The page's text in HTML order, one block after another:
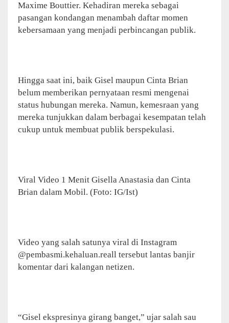
Maxime Bouttier. Kehadiran mereka sebagai
pasangan kondangan menambah daftar momen
kebersamaan yang menjadi perbincangan publik.
Hingga saat ini, baik Gisel maupun Cinta Brian
belum memberikan pernyataan resmi mengenai
status hubungan mereka. Namun, kemesraan yang
mereka tunjukkan dalam berbagai kesempatan telah
cukup untuk membuat publik berspekulasi.
Viral Video 1 Menit Gisella Anastasia dan Cinta
Brian dalam Mobil. (Foto: IG/Ist)
Video yang salah satunya viral di Instagram
@pembasmi.kehaluan.reall tersebut lantas banjir
komentar dari kalangan netizen.
“Gisel ekspresinya girang banget,” ujar salah sau